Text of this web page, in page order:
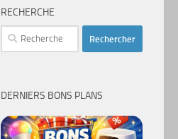
RECHERCHE
Rechercher :
DERNIERS BONS PLANS